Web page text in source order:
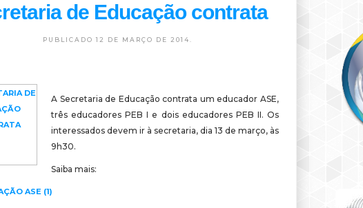
de Educação contrata
PUBLICADO 12 DE MARÇO DE 2014.
A Secretaria de Educação contrata um educador ASE,
três educadores PEB I e dois educadores PEB II. Os
interessados devem ir à secretaria, dia 13 de março, às
9h30.
Saiba mais:
ASE (1)